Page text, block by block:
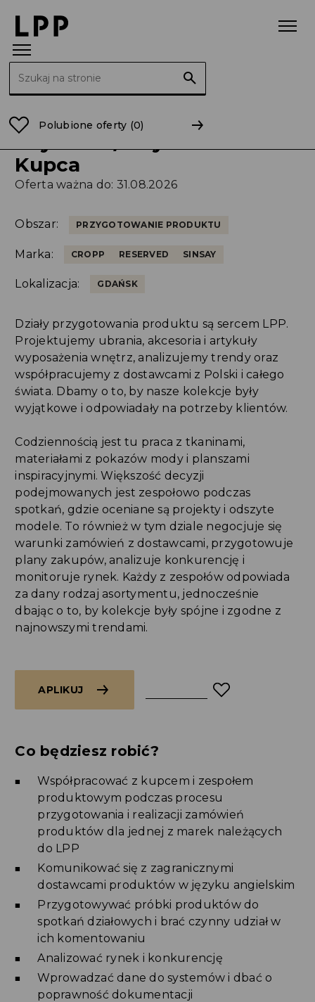
Polubione oferty (0)
Strona główna Oferty Pracy
Kupca
Oferta ważna do: 31.08.2026
Obszar: PRZYGOTOWANIE PRODUKTU
Marka: CROPP RESERVED SINSAY
Lokalizacja: GDAŃSK
Działy przygotowania produktu są sercem LPP.
Projektujemy ubrania, akcesoria i artykuły
wyposażenia wnętrz, analizujemy trendy oraz
współpracujemy z dostawcami z Polski i całego
świata. Dbamy o to, by nasze kolekcje były
wyjątkowe i odpowiadały na potrzeby klientów.
Codziennością jest tu praca z tkaninami,
materiałami z pokazów mody i planszami
inspiracyjnymi. Większość decyzji
podejmowanych jest zespołowo podczas
spotkań, gdzie oceniane są projekty i odszyte
modele. To również w tym dziale negocjuje się
warunki zamówień z dostawcami, przygotowuje
plany zakupów, analizuje konkurencję i
monitoruje rynek. Każdy z zespołów odpowiada
za dany rodzaj asortymentu, jednocześnie
dbając o to, by kolekcje były spójne i zgodne z
najnowszymi trendami.
APLIKUJ
Co będziesz robić?
Współpracować z kupcem i zespołem
produktowym podczas procesu
przygotowania i realizacji zamówień
produktów dla jednej z marek należących
do LPP
Komunikować się z zagranicznymi
dostawcami produktów w języku angielskim
Przygotowywać próbki produktów do
spotkań działowych i brać czynny udział w
ich komentowaniu
Analizować rynek i konkurencję
Wprowadzać dane do systemów i dbać o
poprawność dokumentacji